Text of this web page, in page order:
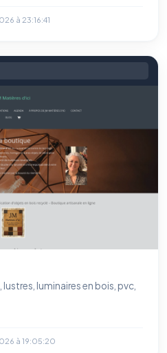
à 23:16:41
luminaires en bois, pvc,
à 19:05:20